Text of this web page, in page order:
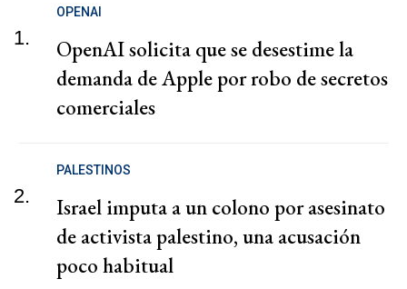
1.
OPENAI
OpenAI solicita que se desestime la
demanda de Apple por robo de secretos
comerciales
2.
PALESTINOS
Israel imputa a un colono por asesinato
de activista palestino, una acusación
poco habitual